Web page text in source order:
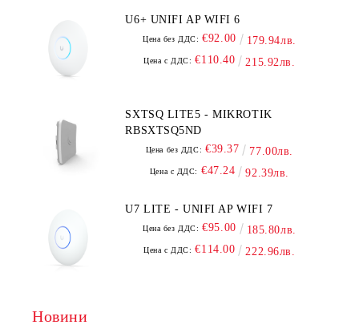
U6+ UNIFI AP WIFI 6
Цена без ДДС: €92.00 179.94лв.
Цена с ДДС: €110.40 215.92лв.
SXTSQ LITE5 - MIKROTIK
RBSXTSQ5ND
Цена без ДДС: €39.37 77.00лв.
Цена с ДДС: €47.24 92.39лв.
U7 LITE - UNIFI AP WIFI 7
Цена без ДДС: €95.00 185.80лв.
Цена с ДДС: €114.00 222.96лв.
Новини